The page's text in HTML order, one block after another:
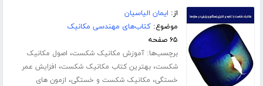
از: ایمان الیاسیان
موضوع:کتاب‌های مهندسی مکانیک
۶۵ صفحه
برچسب‌ها:آموزش مکانیک شکست، اصول مکانیک
شکست،بهترین کتاب مکانیک شکست، افزایش عمر
خستگی، مکانیک شکست و خستگی، ازمون های